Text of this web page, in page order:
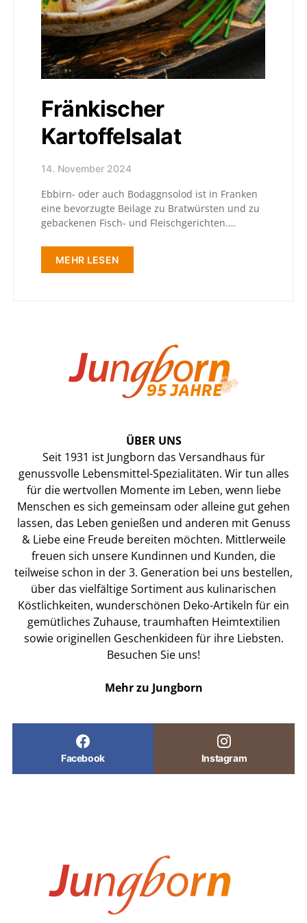
Fränkischer
Kartoffelsalat
14. November 2024
Ebbirn- oder auch Bodaggnsolod ist in Franken
eine bevorzugte Beilage zu Bratwürsten und zu
gebackenen Fisch- und Fleischgerichten.…
MEHR LESEN
ÜBER UNS
Seit 1931 ist Jungborn das Versandhaus für
genussvolle Lebensmittel-Spezialitäten. Wir tun alles
für die wertvollen Momente im Leben, wenn liebe
Menschen es sich gemeinsam oder alleine gut gehen
lassen, das Leben genießen und anderen mit Genuss
& Liebe eine Freude bereiten möchten. Mittlerweile
freuen sich unsere Kundinnen und Kunden, die
teilweise schon in der 3. Generation bei uns bestellen,
über das vielfältige Sortiment aus kulinarischen
Köstlichkeiten, wunderschönen Deko-Artikeln für ein
gemütliches Zuhause, traumhaften Heimtextilien
sowie originellen Geschenkideen für ihre Liebsten.
Besuchen Sie uns!
Mehr zu Jungborn
Facebook Instagram